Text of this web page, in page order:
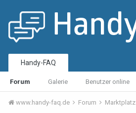
Handy-FAQ
Forum Galerie Benutzer online
www.handy-faq.de Forum Marktplatz